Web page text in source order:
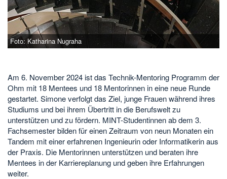
Foto: Katharina Nugraha
Am 6. November 2024 ist das Technik-Mentoring Programm der
Ohm mit 18 Mentees und 18 Mentorinnen in eine neue Runde
gestartet. Simone verfolgt das Ziel, junge Frauen während ihres
Studiums und bei ihrem Übertritt in die Berufswelt zu
unterstützen und zu fördern. MINT-Studentinnen ab dem 3.
Fachsemester bilden für einen Zeitraum von neun Monaten ein
Tandem mit einer erfahrenen Ingenieurin oder Informatikerin aus
der Praxis. Die Mentorinnen unterstützen und beraten ihre
Mentees in der Karriereplanung und geben ihre Erfahrungen
weiter.